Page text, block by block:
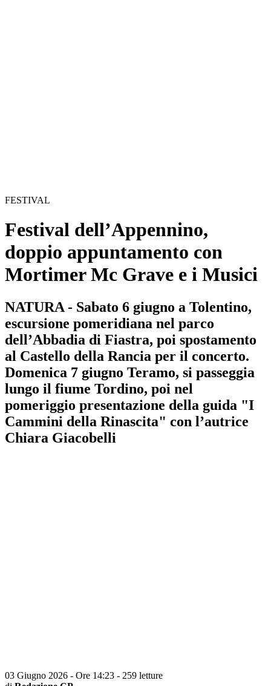
FESTIVAL
Festival dell’Appennino,
doppio appuntamento con
Mortimer Mc Grave e i Musici
NATURA - Sabato 6 giugno a Tolentino,
escursione pomeridiana nel parco
dell’Abbadia di Fiastra, poi spostamento
al Castello della Rancia per il concerto.
Domenica 7 giugno Teramo, si passeggia
lungo il fiume Tordino, poi nel
pomeriggio presentazione della guida "I
Cammini della Rinascita" con l’autrice
Chiara Giacobelli
03 Giugno 2026 - Ore 14:23 - 259 letture